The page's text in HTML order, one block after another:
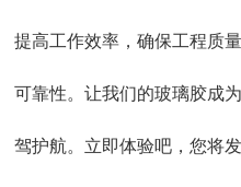
提高工作效率，确保工程质
可靠性。让我们的玻璃胶成
驾护航。立即体验吧，您将